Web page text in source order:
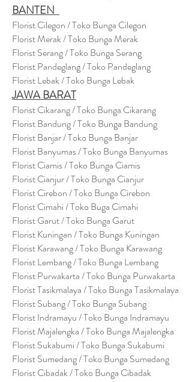
BANTEN
Florist Cilegon / Toko Bunga Cilegon
Florist Merak / Toko Bunga Merak
Florist Serang / Toko Bunga Serang
Florist Pandeglang / Toko Pandeglang
Florist Lebak / Toko Bunga Lebak
JAWA BARAT
Florist Cikarang/ Toko Bunga Cikarang
Florist Bandung / Toko Bunga Bandung
Florist Banjar / Toko Bunga Banjar
Florist Banyumas / Toko Bunga Banyumas
Florist Ciamis / Toko Bunga Ciamis
Florist Cianjur / Toko Bunga Cianjur
Florist Cirebon / Toko Bunga Cirebon
Florist Cimahi / Toko Buga Cimahi
Florist Garut / Toko Bunga Garut
Florist Kuningan / Toko Bunga Kuningan
Florist Karawang / Toko Bunga Karawang
Florist Lembang / Toko Bunga Lembang
Florist Purwakarta / Toko Bunga Purwakarta
Florist Tasikmalaya / Toko Bunga Tasikmalaya
Florist Subang / Toko Bunga Subang
Florist Indramayu / Toko Bunga Indramayu
Florist Majalengka / Toko Bunga Majalengka
Florist Sukabumi / Toko Bunga Sukabumi
Florist Sumedang / Toko Bunga Sumedang
Florist Cibadak / Toko Bunga Cibadak